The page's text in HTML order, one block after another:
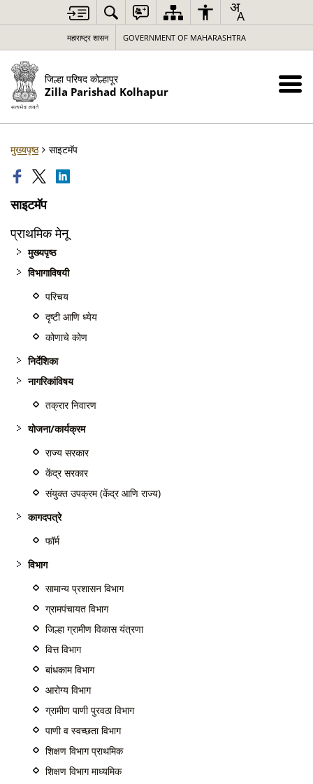
महाराष्ट्र शासन GOVERNMENT OF MAHARASHTRA
जिल्हा परिषद कोल्हापूर
Zilla Parishad Kolhapur
मुख्यपृष्ठ साइटमॅप
साइटमॅप
प्राथमिक मेनू
मुख्यपृष्ठ
विभागाविषयी
परिचय
दृष्टी आणि ध्येय
कोणाचे कोण
निर्देशिका
नागरिकांविषय
तक्रार निवारण
योजना/कार्यक्रम
राज्य सरकार
केंद्र सरकार
संयुक्त उपक्रम (केंद्र आणि राज्य)
कागदपत्रे
फॉर्म
विभाग
सामान्य प्रशासन विभाग
ग्रामपंचायत विभाग
जिल्हा ग्रामीण विकास यंत्रणा
वित्त विभाग
बांधकाम विभाग
आरोग्य विभाग
ग्रामीण पाणी पुरवठा विभाग
पाणी व स्वच्छता विभाग
शिक्षण विभाग प्राथमिक
शिक्षण विभाग माध्यमिक